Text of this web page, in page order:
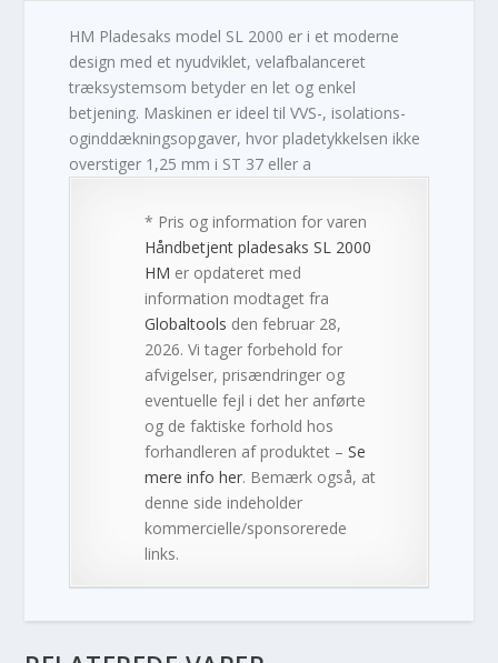
HM Pladesaks model SL 2000 er i et moderne
design med et nyudviklet, velafbalanceret
træksystemsom betyder en let og enkel
betjening. Maskinen er ideel til VVS-, isolations-
oginddækningsopgaver, hvor pladetykkelsen ikke
overstiger 1,25 mm i ST 37 eller a
* Pris og information for varen
Håndbetjent pladesaks SL 2000
HM er opdateret med
information modtaget fra
Globaltools den februar 28,
2026. Vi tager forbehold for
afvigelser, prisændringer og
eventuelle fejl i det her anførte
og de faktiske forhold hos
forhandleren af produktet –Se
mere info her. Bemærk også, at
denne side indeholder
kommercielle/sponsorerede
links.